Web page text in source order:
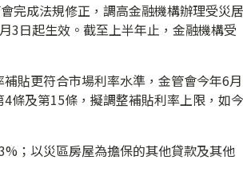
完成法規修正，調高金融機構辦理受災居
3日起生效。截至上半年止，金融機構受
貼更符合市場利率水準，金管會今年6月
條及第15條，擬調整補貼利率上限，如今
；以災區房屋為擔保的其他貸款及其他